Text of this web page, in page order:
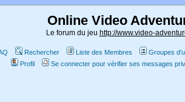
Online Video
Le forum du jeu http://www.video-
Rechercher Liste des Membres
Groupes
Profil
Se connecter pour vérifier ses messages